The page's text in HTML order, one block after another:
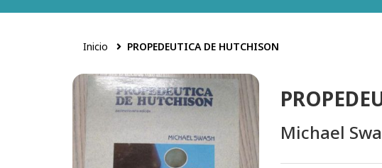
Inicio PROPEDEUTICA DE HUTCHISON
Michael